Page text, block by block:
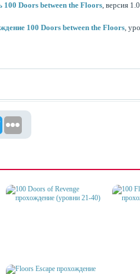
100 Doors between the Floors, версия
100 Doors between the Floors,